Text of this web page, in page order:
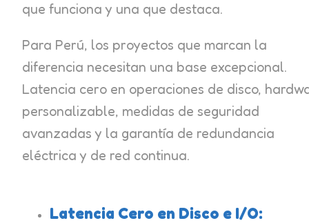
que funciona y una que destaca.
Para Perú, los proyectos que marcan la
diferencia necesitan una base excepcional.
Latencia cero en operaciones de disco,
personalizable, medidas de seguridad
avanzadas y la garantía de redundancia
eléctrica y de red continua.
Latencia Cero en Disco e I/O: